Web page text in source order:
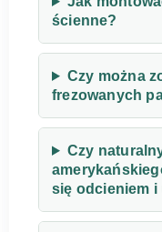
ścienne?
Czy można
frezowanych
Czy
się odcieniem i